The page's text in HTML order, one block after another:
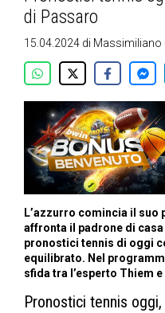
di Passaro
15.04.2024 di Massimiliano
L’azzurro comincia il suo
affronta il padrone di
pronostici tennis di oggi
equilibrato. Nel
sfida tra l’esperto Thiem
Pronostici tennis